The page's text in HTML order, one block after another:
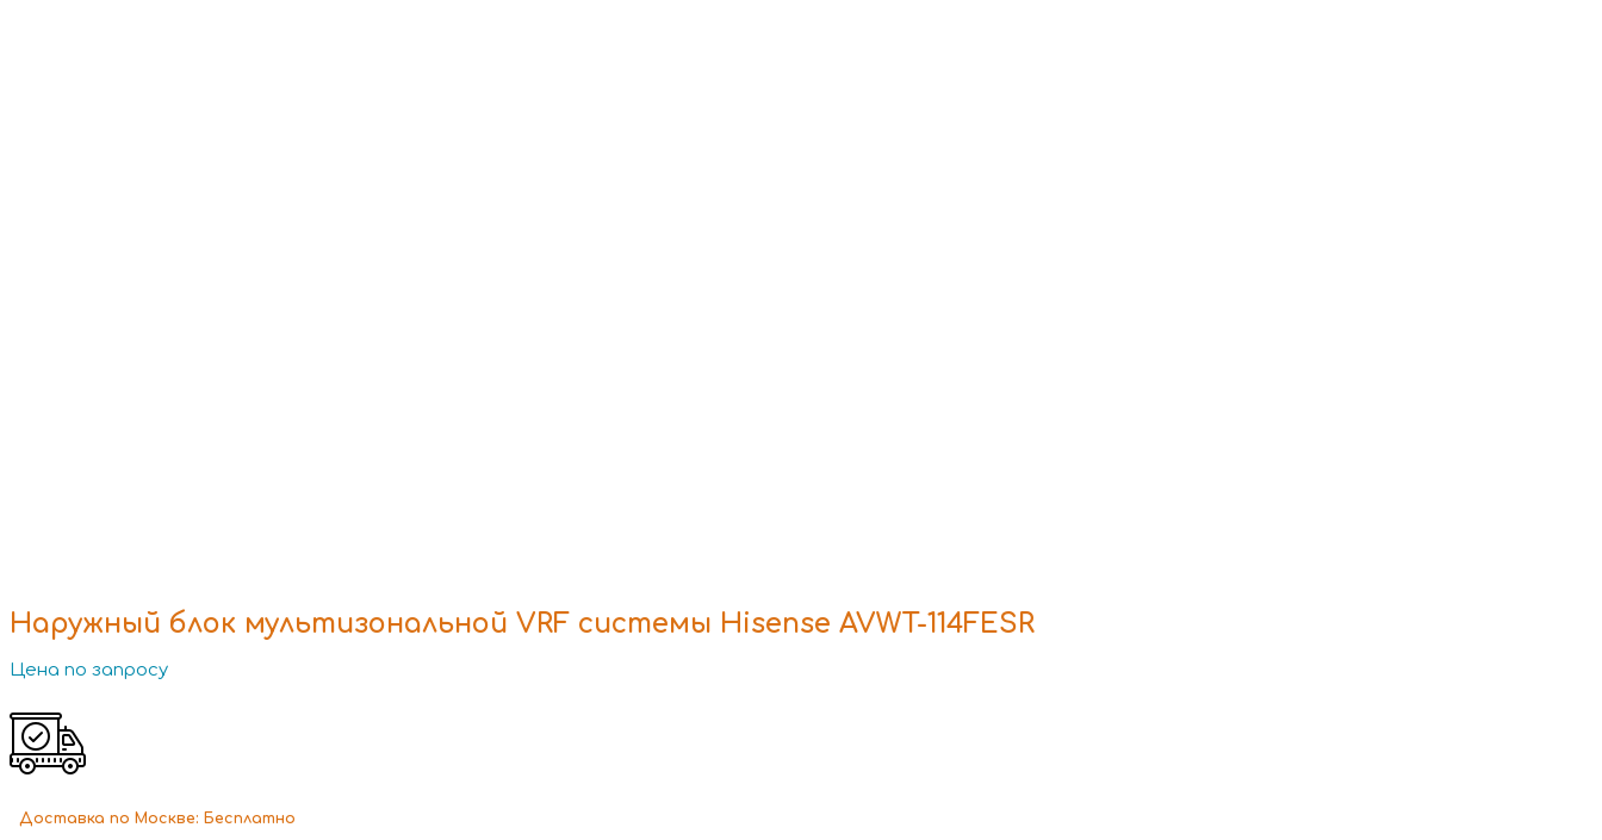
Наружный блок мультизональной VRF системы Hisense AVWT-114FESR
Цена по запросу
Доставка по Москве: Бесплатно